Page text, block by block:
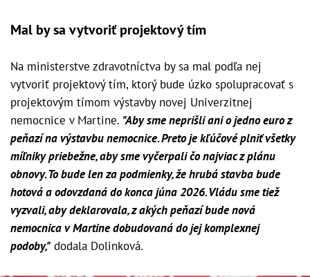
Mal by sa vytvoriť projektový tím
Na ministerstve zdravotníctva by sa mal podľa nej
vytvoriť projektový tím, ktorý bude úzko spolupracovať s
projektovým tímom výstavby novej Univerzitnej
nemocnice v Martine. "Aby sme neprišli ani o jedno euro z
peňazí na výstavbu nemocnice. Preto je kľúčové plniť všetky
míľniky priebežne, aby sme vyčerpali čo najviac z plánu
obnovy. To bude len za podmienky, že hrubá stavba bude
hotová a odovzdaná do konca júna 2026. Vládu sme tiež
vyzvali, aby deklarovala, z akých peňazí bude nová
nemocnica v Martine dobudovaná do jej komplexnej
podoby," dodala Dolinková.